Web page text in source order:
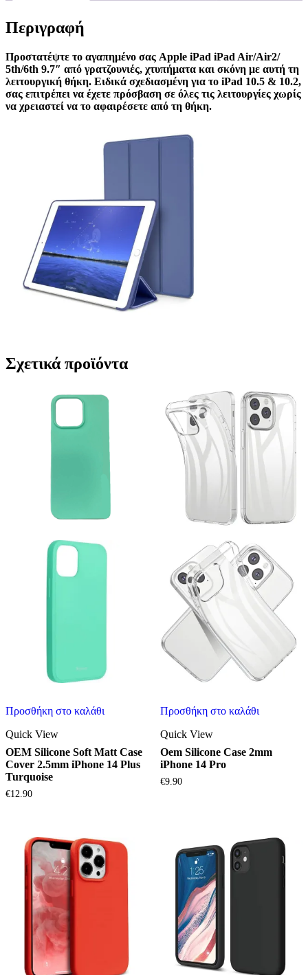
Περιγραφή
Προστατέψτε το αγαπημένο σας Apple iPad iPad Air/Air2/
5th/6th 9.7″ από γρατζουνιές, χτυπήματα και σκόνη με αυτή τη
λειτουργική θήκη. Ειδικά σχεδιασμένη για το iPad 10.5 & 10.2,
σας επιτρέπει να έχετε πρόσβαση σε όλες τις λειτουργίες χωρίς
να χρειαστεί να το αφαιρέσετε από τη θήκη.
Σχετικά προϊόντα
Προσθήκη στο καλάθι
Quick View
OEM Silicone Soft Matt Case
Cover 2.5mm iPhone 14 Plus
Turquoise
€12.90
Προσθήκη στο καλάθι
Quick View
Oem Silicone Case 2mm
iPhone 14 Pro
€9.90